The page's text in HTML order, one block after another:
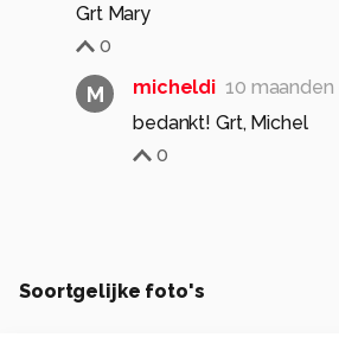
Grt Mary
0
M micheldi 10
bedankt! Grt, Michel
0
Soortgelijke foto's